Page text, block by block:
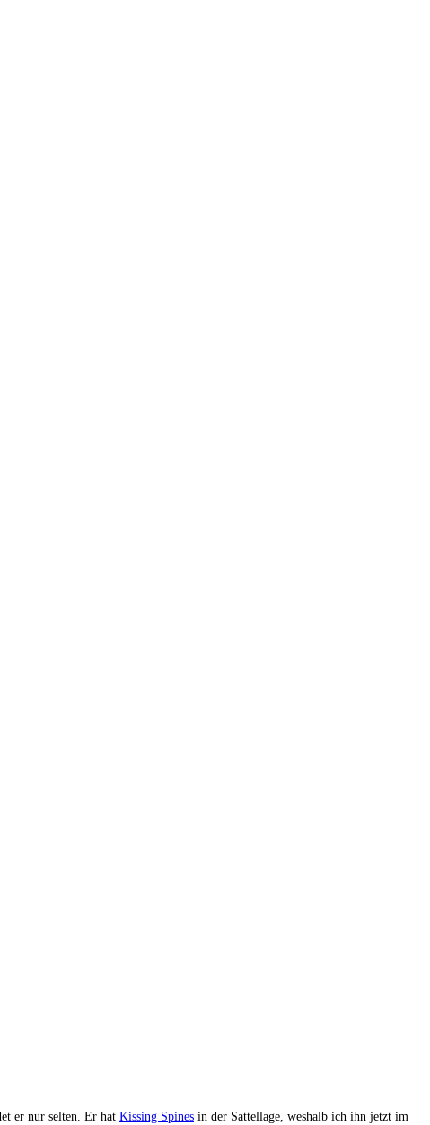
er nur selten. Er hat Kissing Spines in der Sattellage, weshalb ich ihn jetzt im